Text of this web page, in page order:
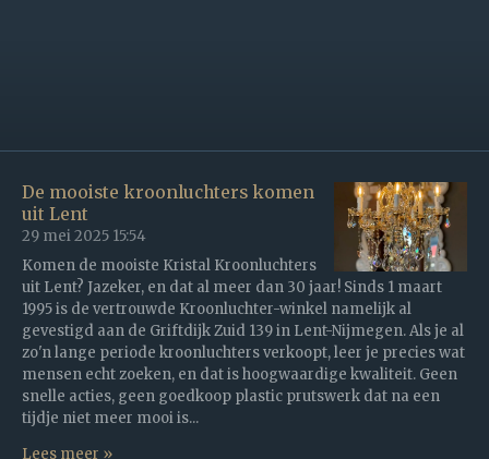
De mooiste kroonluchters komen
uit Lent
29 mei 2025 15:54
Komen de mooiste Kristal Kroonluchters
uit Lent? Jazeker, en dat al meer dan 30 jaar! Sinds 1 maart
1995 is de vertrouwde Kroonluchter-winkel namelijk al
gevestigd aan de Griftdijk Zuid 139 in Lent-Nijmegen. Als je al
zo'n lange periode kroonluchters verkoopt, leer je precies wat
mensen echt zoeken, en dat is hoogwaardige kwaliteit. Geen
snelle acties, geen goedkoop plastic prutswerk dat na een
tijdje niet meer mooi is...
Lees meer »